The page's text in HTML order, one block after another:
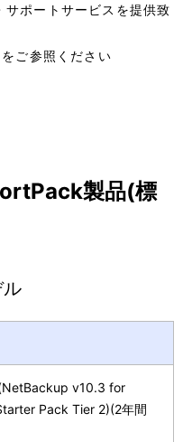
ポートサービスを提供致
をご参照ください
製品(標
v10.3 for
Pack Tier 2)(2年間